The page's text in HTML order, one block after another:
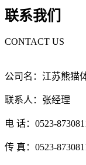
联系我们
CONTACT US
公司名：江苏熊猫
联系人：张经理
电 话：0523-
传 真：0523-